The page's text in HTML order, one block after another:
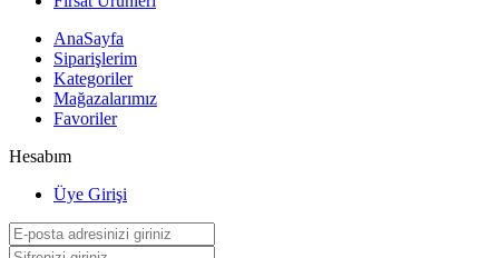
AnaSayfa
Siparişlerim
Kategoriler
Mağazalarımız
Favoriler
Hesabım
Üye Girişi